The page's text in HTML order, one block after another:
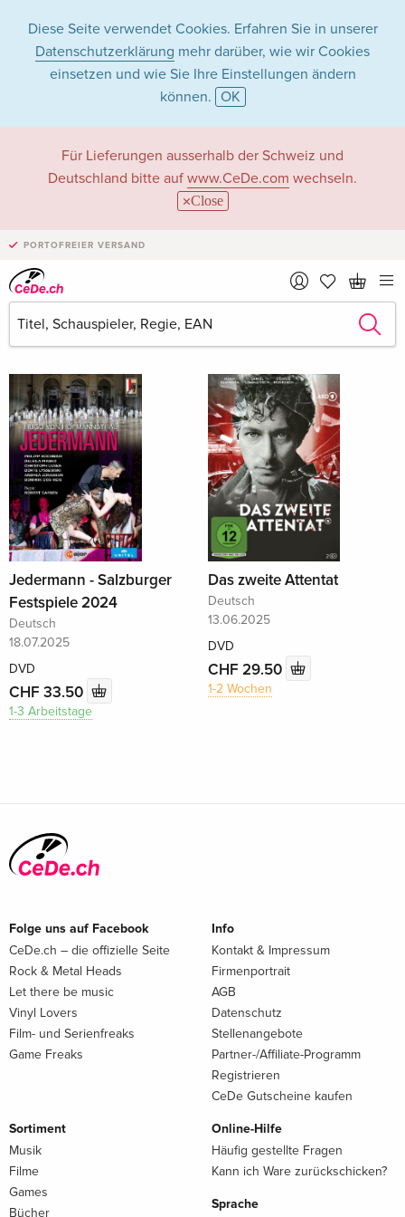
Diese Seite verwendet Cookies. Erfahren Sie in unserer
Datenschutzerklärung mehr darüber, wie wir Cookies
einsetzen und wie Sie Ihre Einstellungen ändern
können. OK
Für Lieferungen ausserhalb der Schweiz und
Deutschland bitte auf www.CeDe.com wechseln.
Close
PORTOFREIER VERSAND
Deleila Piasko in
Filme - Alle Formate
Deleila Piasko als Schauspieler/in
Alle 7 Treffer anzeigen
Jedermann - Salzburger
Festspiele 2024
Deutsch
18.07.2025
DVD
CHF 33.50
1-3 Arbeitstage
Das zweite Attentat
Deutsch
13.06.2025
DVD
CHF 29.50
1-2 Wochen
Folge uns auf Facebook
CeDe.ch – die offizielle Seite
Rock & Metal Heads
Let there be music
Vinyl Lovers
Film- und Serienfreaks
Game Freaks
Info
Kontakt & Impressum
Firmenportrait
AGB
Datenschutz
Stellenangebote
Partner-/Affiliate-Programm
Registrieren
CeDe Gutscheine kaufen
Sortiment
Musik
Filme
Games
Bücher
Online-Hilfe
Häufig gestellte Fragen
Kann ich Ware zurückschicken?
Sprache